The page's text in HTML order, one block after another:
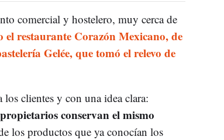
comercial y hostelero, muy cerca de
el restaurante Corazón Mexicano, de
Gelée, que tomó el relevo de
clientes y con una idea clara:
conservan el mismo
los productos que ya conocían los